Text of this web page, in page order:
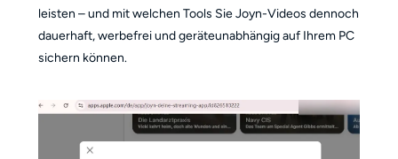
leisten – und mit welchen Tools Sie Joyn-Videos dennoch
dauerhaft, werbefrei und geräteunabhängig auf Ihrem PC
sichern können.